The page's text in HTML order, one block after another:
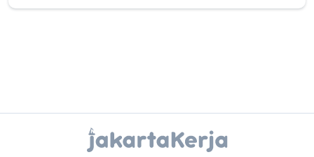
Gizi
Work)
X - Twitter Telegram
Kanal Lainnya..